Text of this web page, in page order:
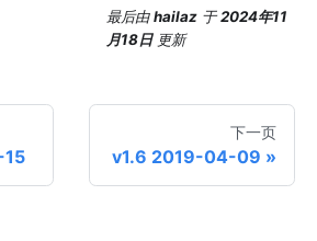
最后由hailaz 于2024年11
月18日 更新
下一页
v1.6 2019-04-09